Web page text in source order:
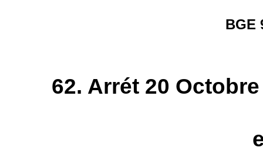
BGE
62. Arrét 20